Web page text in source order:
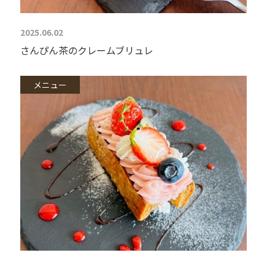
2025.06.02
さんぴん茶のクレームブリュレ
メニュー